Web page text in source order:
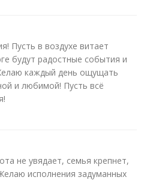
Пусть в воздухе витает
будут радостные события и
каждый день ощущать
и любимой! Пусть всё
не увядает, семья крепнет,
исполнения задуманных